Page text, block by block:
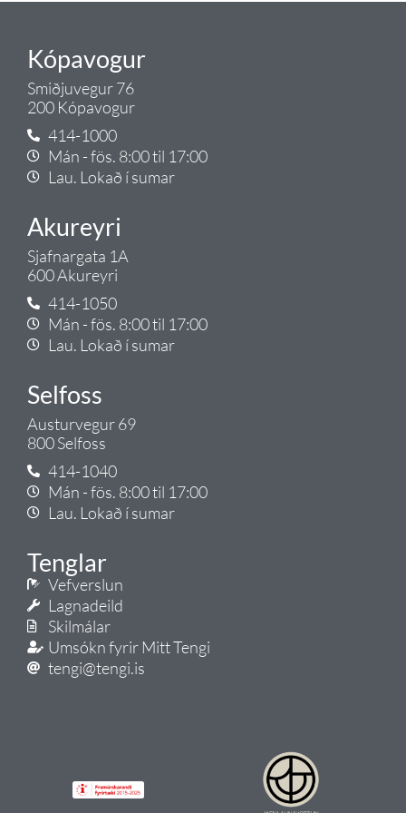
Kópavogur
Smiðjuvegur 76
200 Kópavogur
414-1000
Mán - fös. 8:00 til 17:00
Lau. Lokað í sumar
Akureyri
Sjafnargata 1A
600 Akureyri
414-1050
Mán - fös. 8:00 til 17:00
Lau. Lokað í sumar
Selfoss
Austurvegur 69
800 Selfoss
414-1040
Mán - fös. 8:00 til 17:00
Lau. Lokað í sumar
Tenglar
Vefverslun
Lagnadeild
Skilmálar
Umsókn fyrir Mitt Tengi
tengi@tengi.is